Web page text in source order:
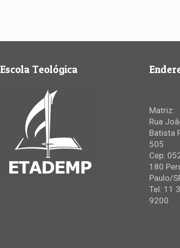
Escola Teológica
Matriz:
Rua
Batista
505
Cep:
180
Paulo/
Tel: 11
9200